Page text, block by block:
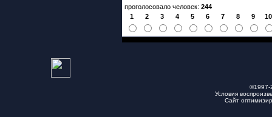
проголосовало человек: 244
1
2 3 4 5 6 7 8 9 10
Условия
Сайт